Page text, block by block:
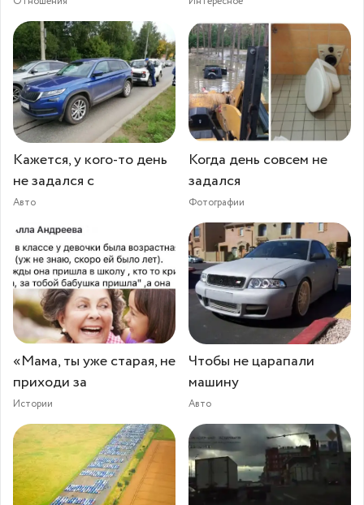
Кажется, у кого-то день
не задался с
Авто
Когда день совсем не
задался
Фотографии
«Мама, ты уже старая, не
приходи за
Истории
Чтобы не царапали
машину
Авто